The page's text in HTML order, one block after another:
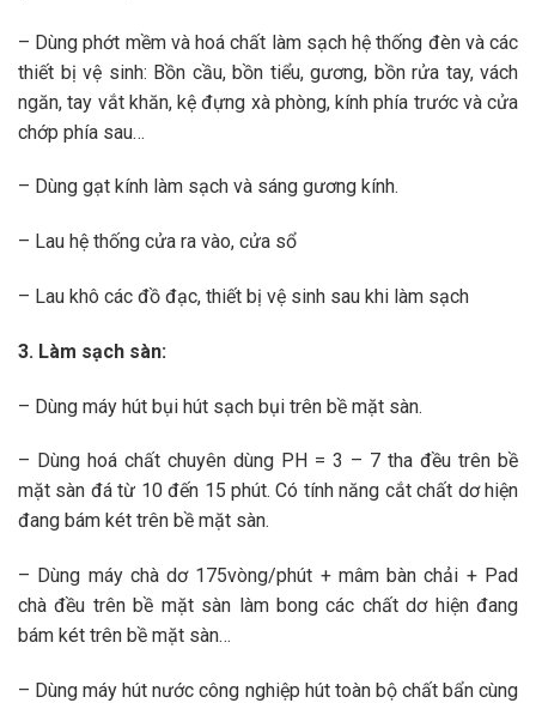
– Dùng phớt mềm và hoá chất làm sạch hệ thống đèn và các
thiết bị vệ sinh: Bồn cầu, bồn tiểu, gương, bồn rửa tay, vách
ngăn, tay vắt khăn, kệ đựng xà phòng, kính phía trước và cửa
chớp phía sau…
– Dùng gạt kính làm sạch và sáng gương kính.
– Lau hệ thống cửa ra vào, cửa sổ
– Lau khô các đồ đạc, thiết bị vệ sinh sau khi làm sạch
3. Làm sạch sàn:
– Dùng máy hút bụi hút sạch bụi trên bề mặt sàn.
– Dùng hoá chất chuyên dùng PH = 3 – 7 tha đều trên bề
mặt sàn đá từ 10 đến 15 phút. Có tính năng cắt chất dơ hiện
đang bám két trên bề mặt sàn.
– Dùng máy chà dơ 175vòng/phút + mâm bàn chải + Pad
chà đều trên bề mặt sàn làm bong các chất dơ hiện đang
bám két trên bề mặt sàn…
– Dùng máy hút nước công nghiệp hút toàn bộ chất bẩn cùng